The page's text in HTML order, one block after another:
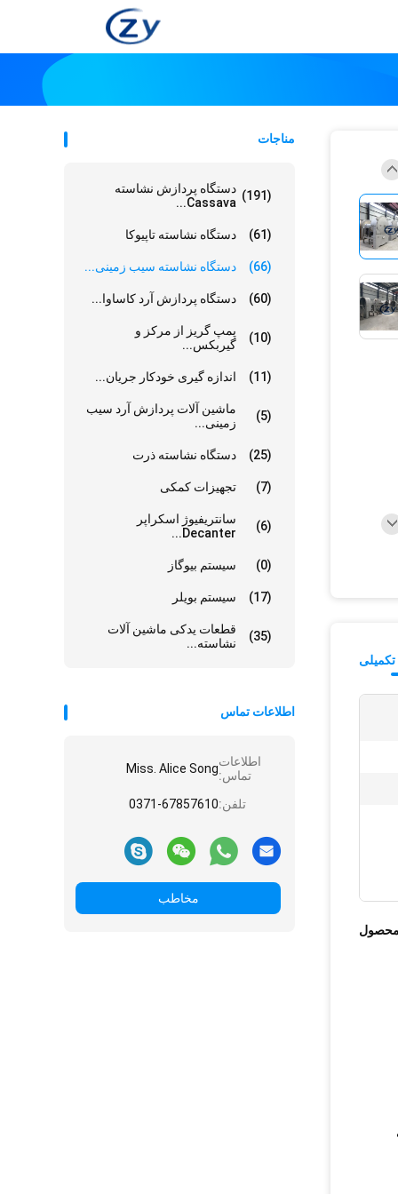
مناجات
دستگاه پردازش نشاسته
Cassava...
(191)
دستگاه نشاسته تاپیوکا (61)
دستگاه نشاسته سیب زمینی... (66)
دستگاه پردازش آرد کاساوا... (60)
پمپ گریز از مرکز و
گیربکس...
(10)
اندازه گیری خودکار جریان... (11)
ماشین آلات پردازش آرد سیب
زمینی...
(5)
دستگاه نشاسته ذرت (25)
تجهیزات کمکی (7)
سانتریفیوژ اسکراپر
Decanter...
(6)
سیستم بیوگاز (0)
سیستم بویلر (17)
قطعات یدکی ماشین آلات
نشاسته...
(35)
اطلاعات تماس
اطلاعات
تماس:Miss. Alice Song
تلفن:0371-67857610
مخاطب
تکمیلی